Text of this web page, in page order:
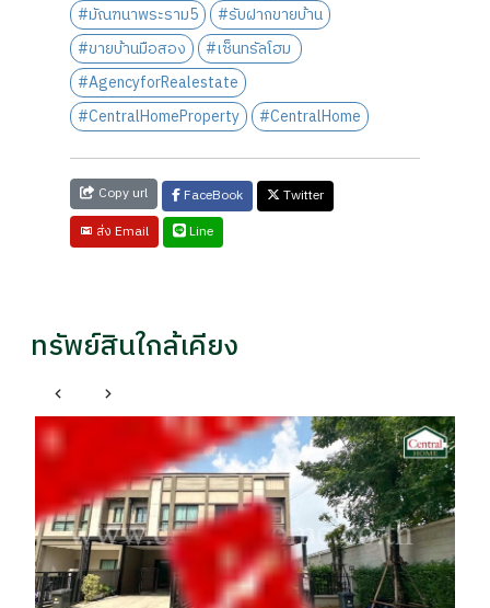
#มัณฑนาพระราม5
#รับฝากขายบ้าน
#ขายบ้านมือสอง
#เซ็นทรัลโฮม
#AgencyforRealestate
#CentralHomeProperty
#CentralHome
Copy url FaceBook
Twitter
ส่ง Email
Line
ทรัพย์สินใกล้เคียง